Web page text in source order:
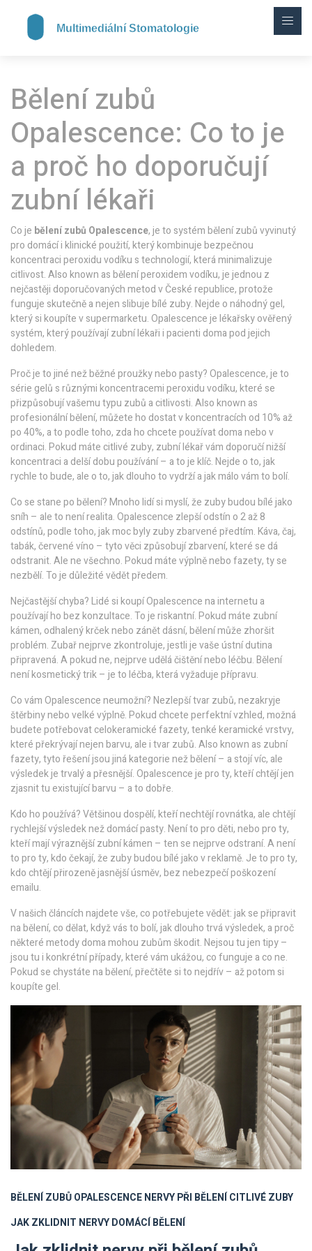
Bělení zubů
Opalescence: Co to je
a proč ho doporučují
zubní lékaři
Co je bělení zubů Opalescence,je to systém bělení zubů vyvinutý
pro domácí i klinické použití, který kombinuje bezpečnou
koncentraci peroxidu vodíku s technologií, která minimalizuje
citlivost. Also known asbělení peroxidem vodíku, je jednou z
nejčastěji doporučovaných metod v České republice, protože
funguje skutečně a nejen slibuje bílé zuby.Nejde o náhodný gel,
který si koupíte v supermarketu. Opalescence je lékařsky ověřený
systém, který používají zubní lékaři i pacienti doma pod jejich
dohledem.
Proč je to jiné než běžné proužky nebo pasty?Opalescence,je to
série gelů s různými koncentracemi peroxidu vodíku, které se
přizpůsobují vašemu typu zubů a citlivosti. Also known as
profesionální bělení, můžete ho dostat v koncentracích od 10% až
po 40%, a to podle toho, zda ho chcete používat doma nebo v
ordinaci.Pokud máte citlivé zuby, zubní lékař vám doporučí nižší
koncentraci a delší dobu používání – a to je klíč. Nejde o to, jak
rychle to bude, ale o to, jak dlouho to vydrží a jak málo vám to bolí.
Co se stane po bělení? Mnoho lidí si myslí, že zuby budou bílé jako
sníh – ale to není realita. Opalescence zlepší odstín o 2 až 8
odstínů, podle toho, jak moc byly zuby zbarvené předtím. Káva, čaj,
tabák, červené víno – tyto věci způsobují zbarvení, které se dá
odstranit. Ale ne všechno. Pokud máte výplně nebo fazety, ty se
nezbělí. To je důležité vědět předem.
Nejčastější chyba? Lidé si koupí Opalescence na internetu a
používají ho bez konzultace. To je riskantní. Pokud máte zubní
kámen, odhalený krček nebo zánět dásní, bělení může zhoršit
problém. Zubař nejprve zkontroluje, jestli je vaše ústní dutina
připravená. A pokud ne, nejprve udělá čištění nebo léčbu. Bělení
není kosmetický trik – je to léčba, která vyžaduje přípravu.
Co vám Opalescence neumožní? Nezlepší tvar zubů, nezakryje
štěrbiny nebo velké výplně. Pokud chcete perfektní vzhled, možná
budete potřebovatcelokeramické fazety,tenké keramické vrstvy,
které překrývají nejen barvu, ale i tvar zubů. Also known as zubní
fazety, tyto řešení jsou jiná kategorie než bělení – a stojí víc, ale
výsledek je trvalý a přesnější.Opalescence je pro ty, kteří chtějí jen
zjasnit tu existující barvu – a to dobře.
Kdo ho používá? Většinou dospělí, kteří nechtějí rovnátka, ale chtějí
rychlejší výsledek než domácí pasty. Není to pro děti, nebo pro ty,
kteří mají výraznější zubní kámen – ten se nejprve odstraní. A není
to pro ty, kdo čekají, že zuby budou bílé jako v reklamě. Je to pro ty,
kdo chtějí přirozeně jasnější úsměv, bez nebezpečí poškození
emailu.
V našich článcích najdete vše, co potřebujete vědět: jak se připravit
na bělení, co dělat, když vás to bolí, jak dlouho trvá výsledek, a proč
některé metody doma mohou zubům škodit. Nejsou tu jen tipy –
jsou tu i konkrétní případy, které vám ukážou, co funguje a co ne.
Pokud se chystáte na bělení, přečtěte si to nejdřív – až potom si
koupíte gel.
BĚLENÍ ZUBŮ OPALESCENCENERVY PŘI BĚLENÍCITLIVÉ ZUBY
JAK ZKLIDNIT NERVYDOMÁCÍ BĚLENÍ